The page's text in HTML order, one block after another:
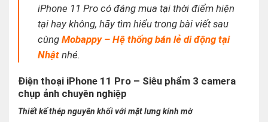
iPhone 11 Pro có đáng mua tại thời điểm hiện
tại hay không, hãy tìm hiểu trong bài viết sau
cùngMobappy – Hệ thống bán lẻ di động tại
Nhật nhé.
Điện thoại iPhone 11 Pro – Siêu phẩm 3 camera
chụp ảnh chuyên nghiệp
Thiết kế thép nguyên khối với mặt lưng kính mờ